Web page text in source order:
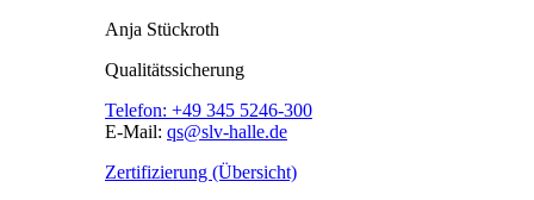
Anja Stückroth
Qualitätssicherung
Telefon: +49 345 5246-300
E-Mail: qs@slv-halle.de
Zertifizierung (Übersicht)